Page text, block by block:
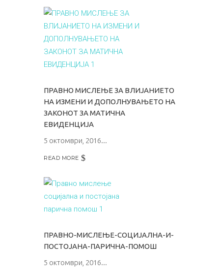
ПРАВНО МИСЛЕЊЕ ЗА ВЛИЈАНИЕТО
НА ИЗМЕНИ И ДОПОЛНУВАЊЕТО НА
ЗАКОНОТ ЗА МАТИЧНА
ЕВИДЕНЦИЈА
5 октомври, 2016
READ MORE
ПРАВНО-МИСЛЕЊЕ-СОЦИЈАЛНА-И-
ПОСТОЈАНА-ПАРИЧНА-ПОМОШ
5 октомври, 2016